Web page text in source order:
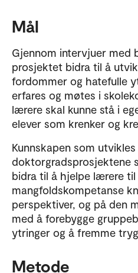
Mål
Gjennom intervjuer med
prosjektet bidra til å
fordommer og hatefulle
erfares og møtes i
lærere skal kunne stå i
elever som krenker og
Kunnskapen som
doktorgradsprosjektene
bidra til å hjelpe lærere
mangfoldskompetanse
perspektiver, og på den
med å forebygge
ytringer og å fremme
Metode